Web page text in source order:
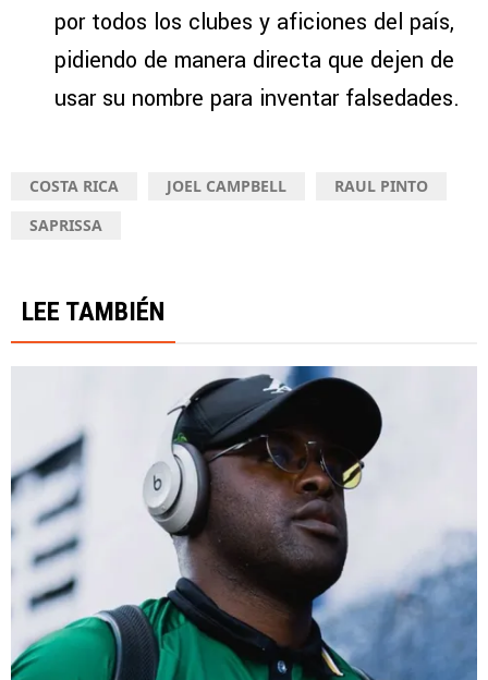
por todos los clubes y aficiones del país,
pidiendo de manera directa que dejen de
usar su nombre para inventar falsedades.
COSTA RICA JOEL CAMPBELL
RAUL PINTO
SAPRISSA
LEE TAMBIÉN